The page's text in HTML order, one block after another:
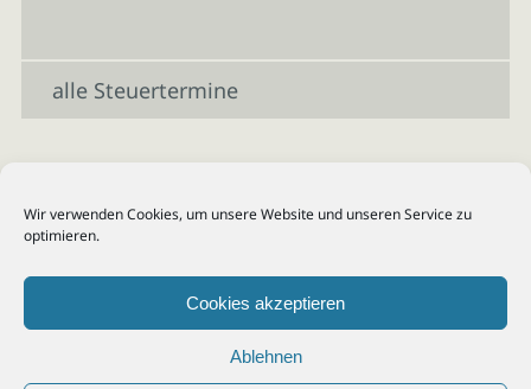
Wir verwenden Cookies, um unsere Website und unseren Service zu
optimieren.
Cookies akzeptieren
Ablehnen
alle Steuertermine